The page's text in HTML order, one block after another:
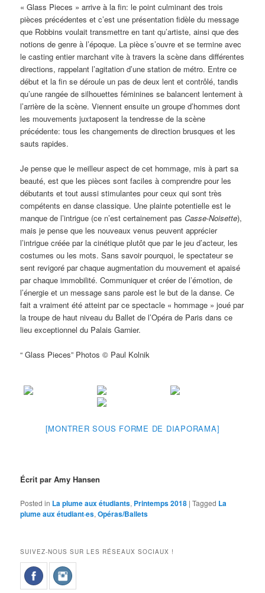
« Glass Pieces » arrive à la fin: le point culminant des trois
pièces précédentes et c’est une présentation fidèle du message
que Robbins voulait transmettre en tant qu’artiste, ainsi que des
notions de genre à l’époque. La pièce s’ouvre et se termine avec
le casting entier marchant vite à travers la scène dans différentes
directions, rappelant l’agitation d’une station de métro. Entre ce
début et la fin se déroule un pas de deux lent et contrôlé, tandis
qu’une rangée de silhouettes féminines se balancent lentement à
l’arrière de la scène. Viennent ensuite un groupe d’hommes dont
les mouvements juxtaposent la tendresse de la scène
précédente: tous les changements de direction brusques et les
sauts rapides.
Je pense que le meilleur aspect de cet hommage, mis à part sa
beauté, est que les pièces sont faciles à comprendre pour les
débutants et tout aussi stimulantes pour ceux qui sont très
compétents en danse classique. Une plainte potentielle est le
manque de l’intrigue (ce n’est certainement pasCasse-Noisette),
mais je pense que les nouveaux venus peuvent apprécier
l’intrigue créée par la cinétique plutôt que par le jeu d’acteur, les
costumes ou les mots. Sans savoir pourquoi, le spectateur se
sent revigoré par chaque augmentation du mouvement et apaisé
par chaque immobilité. Communiquer et créer de l’émotion, de
l’énergie et un message sans parole est le but de la danse. Ce
fait a vraiment été atteint par ce spectacle « hommage » joué par
la troupe de haut niveau du Ballet de l’Opéra de Paris dans ce
lieu exceptionnel du Palais Garnier.
“ Glass Pieces” Photos © Paul Kolnik
[MONTRER SOUS FORME DE DIAPORAMA]
Écrit par Amy Hansen
Posted in La plume aux étudiants, Printemps 2018 |Tagged La
plume aux étudiant·es,Opéras/Ballets
SUIVEZ-NOUS SUR LES RÉSEAUX SOCIAUX !